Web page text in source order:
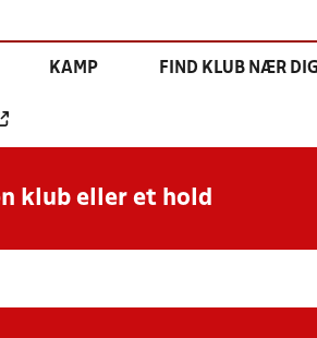
KAMP FIND KLUB NÆR
klub eller et hold